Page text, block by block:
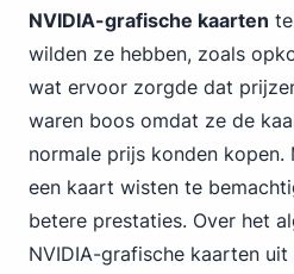
NVIDIA-grafische kaarten
wilden ze hebben, zoals
wat ervoor zorgde dat
waren boos omdat ze de
normale prijs konden kopen.
een kaart wisten te
betere prestaties. Over het
NVIDIA-grafische kaarten